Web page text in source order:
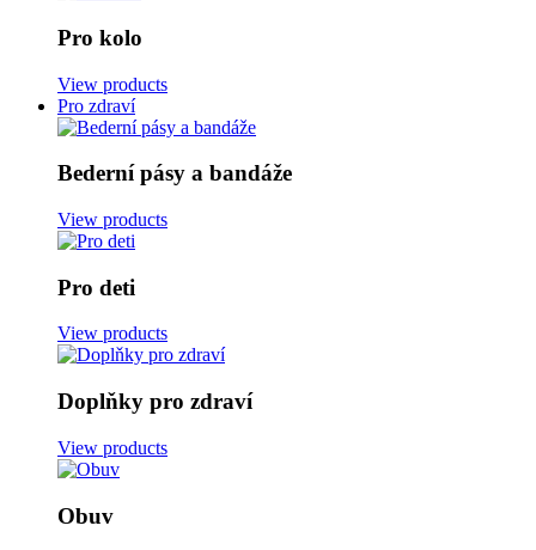
Pro kolo
View products
Pro zdraví
Bederní pásy a bandáže
View products
Pro deti
View products
Doplňky pro zdraví
View products
Obuv